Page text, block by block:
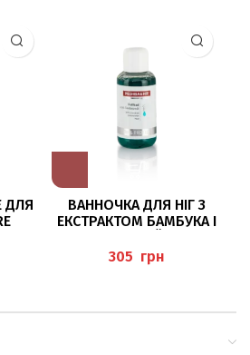
ДЛЯ
ВАННОЧКА ДЛЯ НІГ З
ЕКСТРАКТОМ БАМБУКА І
ДЕРЕВА 50МЛ (FUSSBAD
MIT TEEBAUMÖL)
грн